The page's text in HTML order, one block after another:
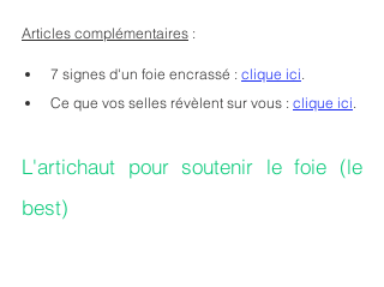
Articles complémentaires :
7 signes d'un foie encrassé : clique ici
Ce que vos selles révèlent sur vous : clique ici
L'artichaut pour soutenir le foie (le
best)